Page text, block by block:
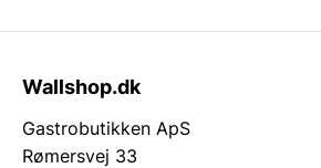
Wallshop.dk
Gastrobutikken ApS
Rømersvej 33